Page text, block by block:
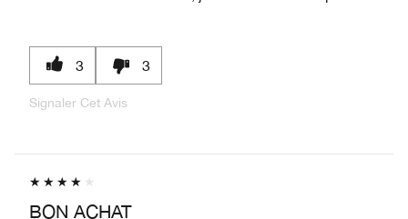
3 3
Signaler Cet Avis
BON ACHAT